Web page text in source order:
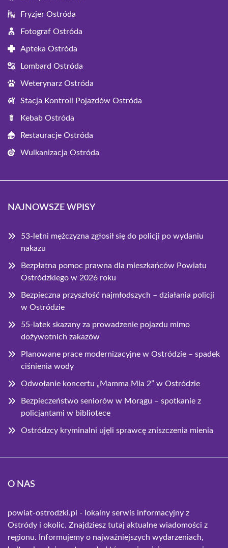
Fryzjer Ostróda
Fotograf Ostróda
Apteka Ostróda
Lombard Ostróda
Weterynarz Ostróda
Stacja Kontroli Pojazdów Ostróda
Kebab Ostróda
Restauracje Ostróda
Wulkanizacja Ostróda
NAJNOWSZE WPISY
53-letni mężczyzna zgłosił się do policji po wydaniu
nakazu
Bezpłatna pomoc prawna dla mieszkańców Powiatu
Ostródzkiego w 2026 roku
Bezpieczna przyszłość najmłodszych – działania policji
w Ostródzie
55-latek skazany za prowadzenie pojazdu mimo
dożywotnich zakazów
Planowane prace modernizacyjne w Ostródzie – spadek
ciśnienia wody
Odwołanie koncertu „Mamma Mia 2” w Ostródzie
Bezpieczeństwo seniorów w Morągu – spotkanie z
policjantami w bibliotece
Ostródzcy kryminalni ujęli sprawcę zniszczenia mienia
O NAS
powiat-ostrodzki.pl - lokalny serwis informacyjny z
Ostródy i okolic. Znajdziesz tutaj aktualne wiadomości z
regionu. Informujemy o najważniejszych wydarzeniach,